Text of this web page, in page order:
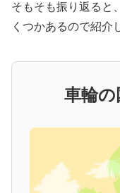
そもそも振り返ると
くつかあるので紹介
車輪の